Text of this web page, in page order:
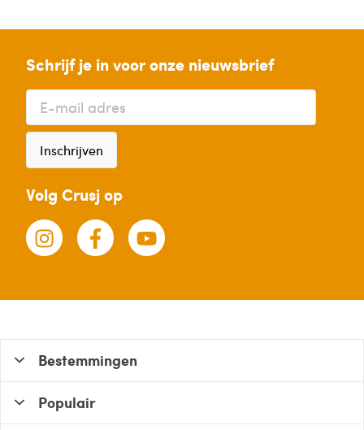
Schrijf je in voor onze nieuwsbrief
Inschrijven
Volg Crusj op
Bestemmingen
Populair